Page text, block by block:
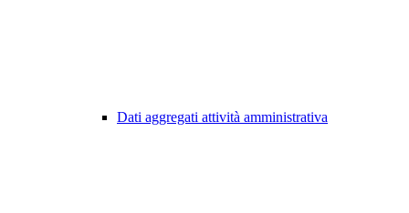
Dati aggregati attività amministrativa